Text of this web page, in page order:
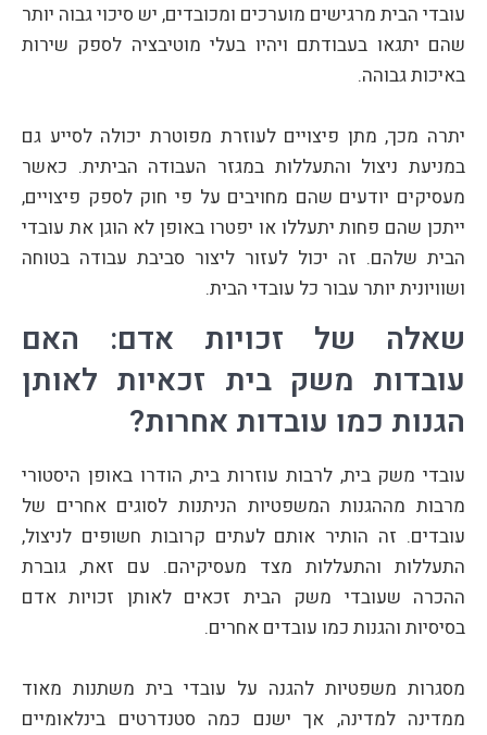
עובדי הבית מרגישים מוערכים ומכובדים, יש סיכוי גבוה יותר
שהם יתגאו בעבודתם ויהיו בעלי מוטיבציה לספק שירות
באיכות גבוהה.
יתרה מכך, מתן פיצויים לעוזרת מפוטרת יכולה לסייע גם
במניעת ניצול והתעללות במגזר העבודה הביתית. כאשר
מעסיקים יודעים שהם מחויבים על פי חוק לספק פיצויים,
ייתכן שהם פחות יתעללו או יפטרו באופן לא הוגן את עובדי
הבית שלהם. זה יכול לעזור ליצור סביבת עבודה בטוחה
ושוויונית יותר עבור כל עובדי הבית.
שאלה של זכויות אדם: האם
עובדות משק בית זכאיות לאותן
הגנות כמו עובדות אחרות?
עובדי משק בית, לרבות עוזרות בית, הודרו באופן היסטורי
מרבות מההגנות המשפטיות הניתנות לסוגים אחרים של
עובדים. זה הותיר אותם לעתים קרובות חשופים לניצול,
התעללות והתעללות מצד מעסיקיהם. עם זאת, גוברת
ההכרה שעובדי משק הבית זכאים לאותן זכויות אדם
בסיסיות והגנות כמו עובדים אחרים.
מסגרות משפטיות להגנה על עובדי בית משתנות מאוד
ממדינה למדינה, אך ישנם כמה סטנדרטים בינלאומיים